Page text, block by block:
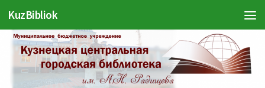
Перейти к содержимому
KuzBibliok